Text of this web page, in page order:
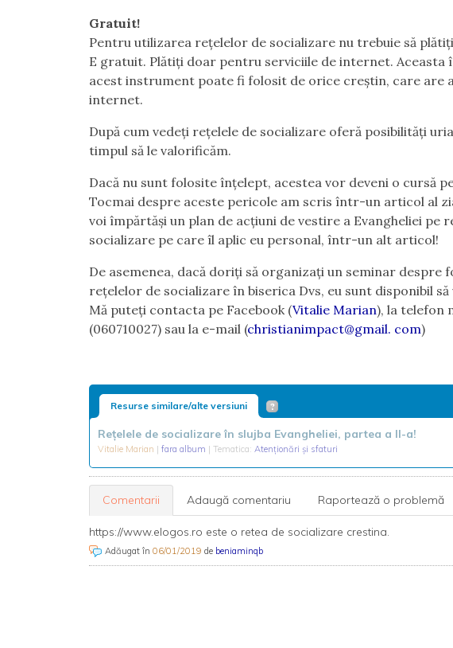
Gratuit!
Pentru utilizarea rețelelor de socializare nu trebuie să
E gratuit. Plătiți doar pentru serviciile de internet. Aceasta
acest instrument poate fi folosit de orice creștin, care are
internet.
După cum vedeți rețelele de socializare oferă posibilități
timpul să le valorificăm.
Dacă nu sunt folosite înțelept, acestea vor deveni o cursă
Tocmai despre aceste pericole am scris într-un articol al
voi împărtăși un plan de acțiuni de vestire a Evangheliei pe
socializare pe care îl aplic eu personal, într-un alt articol!
De asemenea, dacă doriți să organizați un seminar despre
rețelelor de socializare în biserica Dvs, eu sunt disponibil să
Mă puteți contacta pe Facebook (Vitalie Marian), la telefon
(060710027) sau la e-mail (christianimpact@gmail. com)
Resurse similare/alte versiuni
Rețelele de socializare în slujba Evangheliei, partea a II-a!
Vitalie Marian | fara album | Tematica: Atenționări și sfaturi
Comentarii Adaugă comentariu Raportează o problemă
https://www.elogos.ro este o retea de socializare crestina.
Adăugat în06/01/2019 de beniaminqb